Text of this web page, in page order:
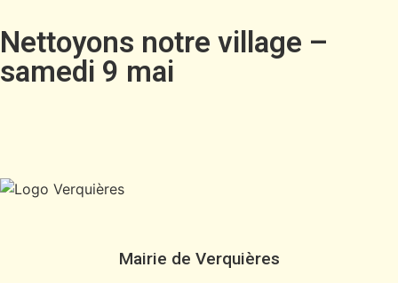
Nettoyons notre village –
samedi 9 mai
Mairie de Verquières